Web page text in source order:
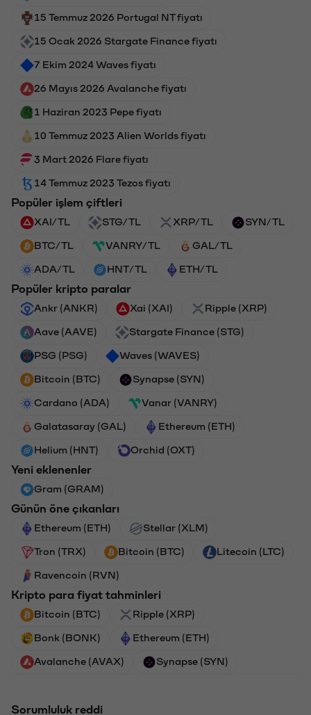
15 Temmuz 2026 Portugal NT fiyatı
15 Ocak 2026 Stargate Finance fiyatı
7 Ekim 2024 Waves fiyatı
26 Mayıs 2026 Avalanche fiyatı
1 Haziran 2023 Pepe fiyatı
10 Temmuz 2023 Alien Worlds fiyatı
3 Mart 2026 Flare fiyatı
14 Temmuz 2023 Tezos fiyatı
Popüler işlem çiftleri
XAI/TL STG/TL XRP/TL SYN/TL
BTC/TL VANRY/TL GAL/TL
ADA/TL HNT/TL ETH/TL
Popüler kripto paralar
Ankr (ANKR) Xai (XAI) Ripple (XRP)
Aave (AAVE) Stargate Finance (STG)
PSG (PSG) Waves (WAVES)
Bitcoin (BTC) Synapse (SYN)
Cardano (ADA) Vanar (VANRY)
Galatasaray (GAL) Ethereum (ETH)
Helium (HNT) Orchid (OXT)
Yeni eklenenler
Gram (GRAM)
Günün öne çıkanları
Ethereum (ETH) Stellar (XLM)
Tron (TRX) Bitcoin (BTC) Litecoin (LTC)
Ravencoin (RVN)
Kripto para fiyat tahminleri
Bitcoin (BTC) Ripple (XRP)
Bonk (BONK) Ethereum (ETH)
Avalanche (AVAX) Synapse (SYN)
Sorumluluk reddi